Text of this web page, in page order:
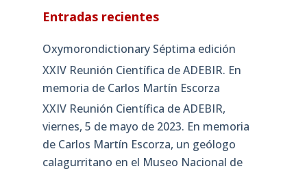
Entradas recientes
Oxymorondictionary Séptima edición
XXIV Reunión Científica de ADEBIR. En
memoria de Carlos Martín Escorza
XXIV Reunión Científica de ADEBIR,
viernes, 5 de mayo de 2023. En memoria
de Carlos Martín Escorza, un geólogo
calagurritano en el Museo Nacional de